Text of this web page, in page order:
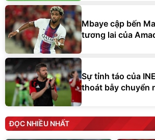
Mbaye cập bến
tương lai của
Sự tỉnh táo của
thoát bẫy chuyển
ĐỌC NHIỀU NHẤT